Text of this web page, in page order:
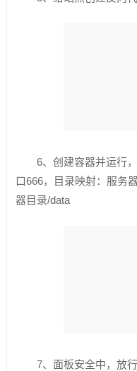
6、创建容器并运行
口666，目录映射：服务
器目录/data
7、面板安全中，放